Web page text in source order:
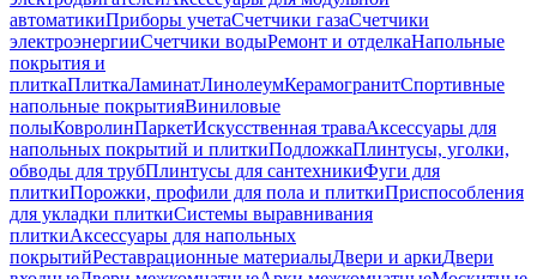
автоматикиПриборы учетаСчетчики газаСчетчики
электроэнергииСчетчики водыРемонт и отделкаНапольные
покрытия и
плиткаПлиткаЛаминатЛинолеумКерамогранитСпортивные
напольные покрытияВиниловые
полыКовролинПаркетИскусственная траваАксессуары для
напольных покрытий и плиткиПодложкаПлинтусы, уголки,
обводы для трубПлинтусы для сантехникиФуги для
плиткиПорожки, профили для пола и плиткиПриспособления
для укладки плиткиСистемы выравнивания
плиткиАксессуары для напольных
покрытийРеставрационные материалыДвери и аркиДвери